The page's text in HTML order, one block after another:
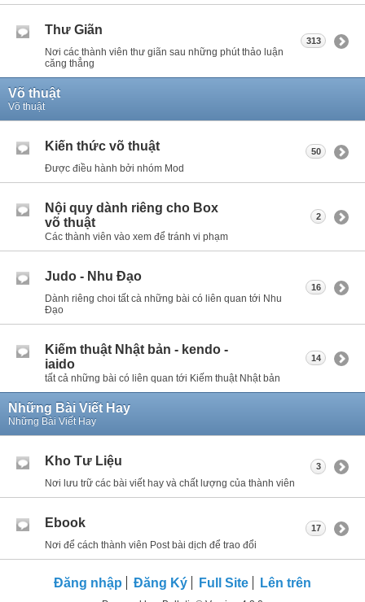
Thư Giãn
Nơi các thành viên thư giãn sau những phút thảo luận
căng thẳng
313
Võ thuật
Võ thuật
Kiến thức võ thuật
Được điều hành bởi nhóm Mod
50
Nội quy dành riêng cho Box
võ thuật
Các thành viên vào xem để tránh vi phạm
2
Judo - Nhu Đạo
Dành riêng choi tất cà những bài có liên quan tới Nhu
Đạo
16
Kiếm thuật Nhật bản - kendo -
iaido
tất cả những bài có liên quan tới Kiếm thuật Nhật bản
14
Những Bài Viết Hay
Những Bài Viết Hay
Kho Tư Liệu
Nơi lưu trữ các bài viết hay và chất lượng của thành viên
3
Ebook
Nơi để cách thành viên Post bài dịch để trao đổi
17
Đăng nhập Đăng Ký Full Site Lên trên